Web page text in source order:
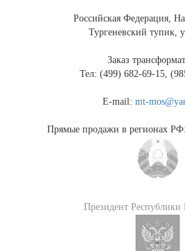
Российская Федерация,
Тургеневский тупик,
Заказ
Тел: (499) 682-69-15,
E-mail:mt-
Прямые продажи в регионах РФ:
Президент Республики